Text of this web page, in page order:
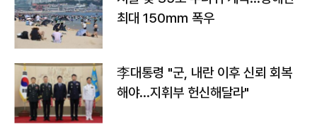
최대 150㎜ 폭우
李대통령 "군, 내란 이후 신뢰 회복
해야…지휘부 헌신해달라"